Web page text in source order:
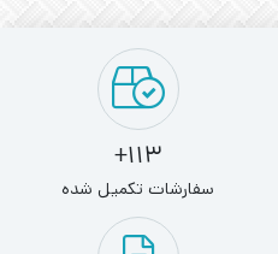
113+
سفارشات تکمیل شده